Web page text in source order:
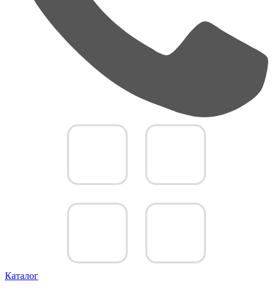
Каталог